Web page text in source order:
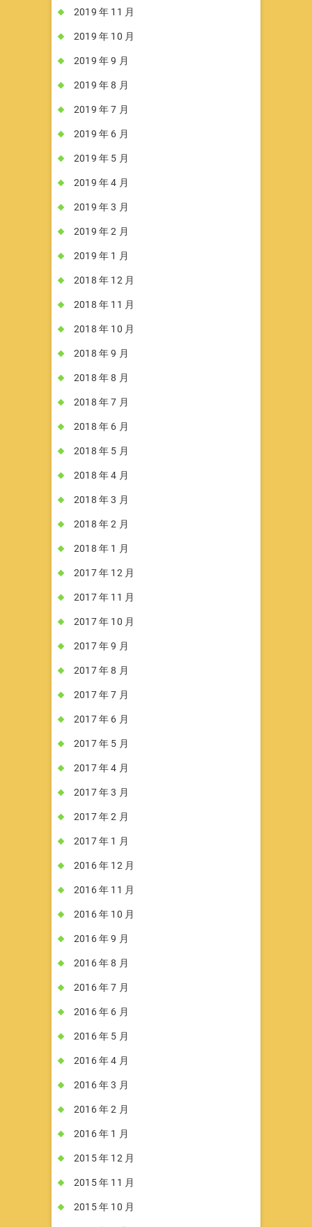
2019 年 11 月
2019 年 10 月
2019 年 9 月
2019 年 8 月
2019 年 7 月
2019 年 6 月
2019 年 5 月
2019 年 4 月
2019 年 3 月
2019 年 2 月
2019 年 1 月
2018 年 12 月
2018 年 11 月
2018 年 10 月
2018 年 9 月
2018 年 8 月
2018 年 7 月
2018 年 6 月
2018 年 5 月
2018 年 4 月
2018 年 3 月
2018 年 2 月
2018 年 1 月
2017 年 12 月
2017 年 11 月
2017 年 10 月
2017 年 9 月
2017 年 8 月
2017 年 7 月
2017 年 6 月
2017 年 5 月
2017 年 4 月
2017 年 3 月
2017 年 2 月
2017 年 1 月
2016 年 12 月
2016 年 11 月
2016 年 10 月
2016 年 9 月
2016 年 8 月
2016 年 7 月
2016 年 6 月
2016 年 5 月
2016 年 4 月
2016 年 3 月
2016 年 2 月
2016 年 1 月
2015 年 12 月
2015 年 11 月
2015 年 10 月